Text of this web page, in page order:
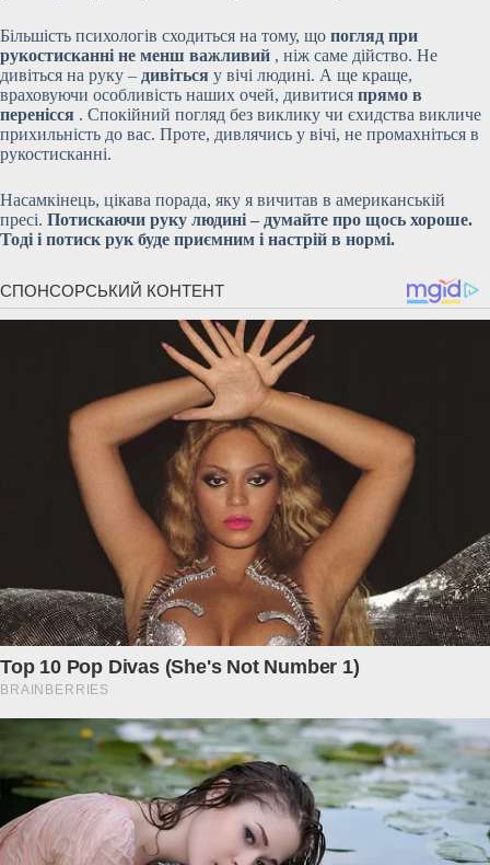
Більшість психологів сходиться на тому, що погляд при
рукостисканні не менш важливий , ніж саме дійство. Не
дивіться на руку – дивіться у вічі людині. А ще краще,
враховуючи особливість наших очей, дивитися прямо в
перенісся . Спокійний погляд без виклику чи єхидства викличе
прихильність до вас. Проте, дивлячись у вічі, не промахніться в
рукостисканні.
Насамкінець, цікава порада, яку я вичитав в американській
пресі. Потискаючи руку людині – думайте про щось хороше.
Тоді і потиск рук буде приємним і настрій в нормі.